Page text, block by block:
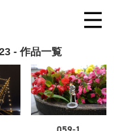
- 作品一覧